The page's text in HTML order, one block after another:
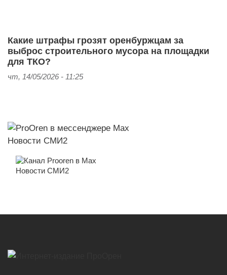
Какие штрафы грозят оренбуржцам за
выброс строительного мусора на площадки
для ТКО?
чт, 14/05/2026 - 11:25
Новости СМИ2
Новости СМИ2